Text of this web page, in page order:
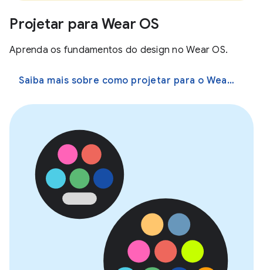
Projetar para Wear OS
Aprenda os fundamentos do design no Wear OS.
Saiba mais sobre como projetar para o Wear OS